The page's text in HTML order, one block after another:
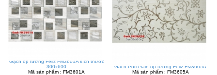
Gạch ốp tường Feliz FM3601A kích thước
300x600
Mã sản phẩm : FM3601A
Gạch Porcelain ốp tường Feliz FM3605A
Mã sản phẩm : FM3605A